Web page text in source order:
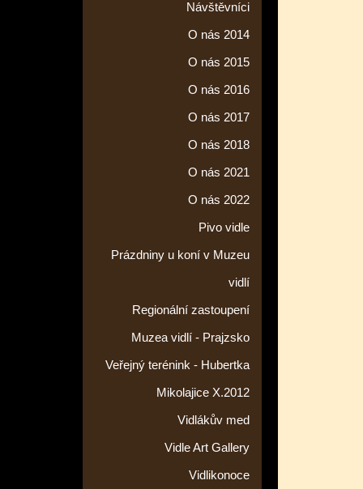
Návštěvníci
O nás 2014
O nás 2015
O nás 2016
O nás 2017
O nás 2018
O nás 2021
O nás 2022
Pivo vidle
Prázdniny u koní v Muzeu
vidlí
Regionální zastoupení
Muzea vidlí - Prajzsko
Veřejný terénink - Hubertka
Mikolajice X.2012
Vidlákův med
Vidle Art Gallery
Vidlikonoce